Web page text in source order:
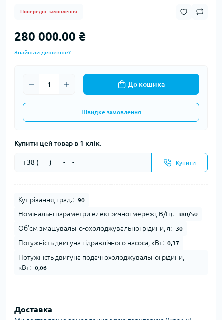
Попереднє замовлення
280 000.00 ₴
Знайшли дешевше?
До кошика
Швидке замовлення
Купити цей товар в 1 клік:
Купити
Кут різання, град.: 90
Номінальні параметри електричної мережі, В/Гц: 380/50
Об'єм змащувально-охолоджувальної рідини, л: 30
Потужність двигуна гідравлічного насоса, кВт: 0,37
Потужність двигуна подачі охолоджувальної рідини,
кВт:
0,06
Доставка